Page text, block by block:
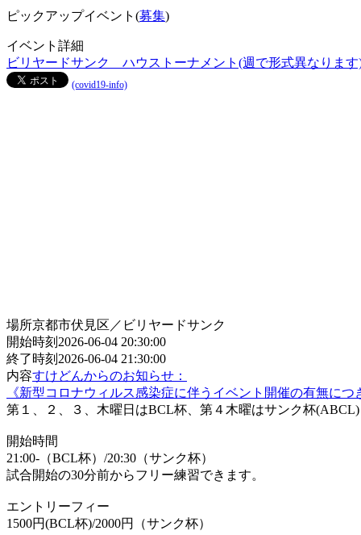
ピックアップイベント(募集)
イベント詳細
ビリヤードサンク ハウストーナメント(週で形式異なります
(covid19-info)
場所京都市伏見区／ビリヤードサンク
開始時刻 2026-06-04 20:30:00
終了時刻 2026-06-04 21:30:00
内容すけどんからのお知らせ：
《新型コロナウィルス感染症に伴うイベント開催の有無につ
第１、２、３、木曜日はBCL杯、第４木曜はサンク杯(ABCL)
開始時間
21:00-（BCL杯）/20:30（サンク杯）
試合開始の30分前からフリー練習できます。
エントリーフィー
1500円(BCL杯)/2000円（サンク杯）